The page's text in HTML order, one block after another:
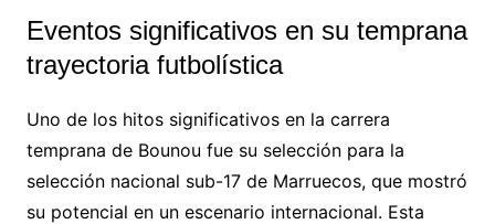
Eventos significativos en su temprana
trayectoria futbolística
Uno de los hitos significativos en la carrera
temprana de Bounou fue su selección para la
selección nacional sub-17 de Marruecos, que mostró
su potencial en un escenario internacional. Esta